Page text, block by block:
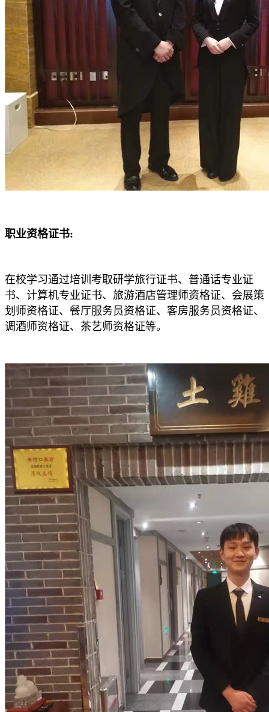
职业资格证书:
在校学习通过培训考取研学旅行证书、普通话专业证
书、计算机专业证书、旅游酒店管理师资格证、会展策
划师资格证、餐厅服务员资格证、客房服务员资格证、
调酒师资格证、茶艺师资格证等。